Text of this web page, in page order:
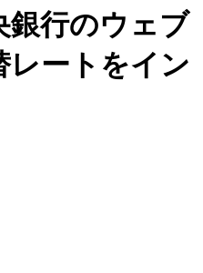
銀行のウェブ
レートをイン